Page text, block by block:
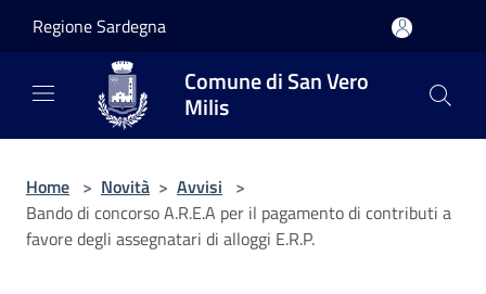
Regione Sardegna
Comune di San Vero
Milis
Home > Novità > Avvisi >
Bando di concorso A.R.E.A per il pagamento di contributi a
favore degli assegnatari di alloggi E.R.P.